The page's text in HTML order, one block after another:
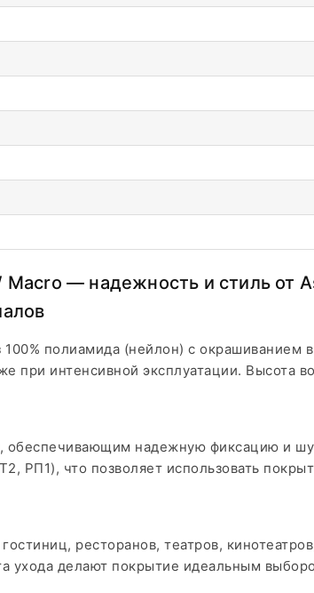
Macro — надежность и стиль от
полиамида (нейлон) с окрашиванием
при интенсивной эксплуатации.
обеспечивающим надежную фиксацию и
РП1), что позволяет использовать
ресторанов, театров,
ухода делают покрытие идеальным